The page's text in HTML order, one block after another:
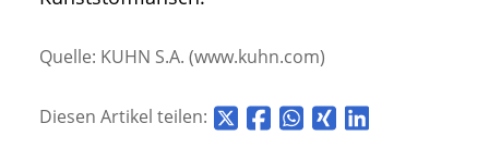
Quelle: KUHN S.A. (www.kuhn.com)
Diesen Artikel teilen: